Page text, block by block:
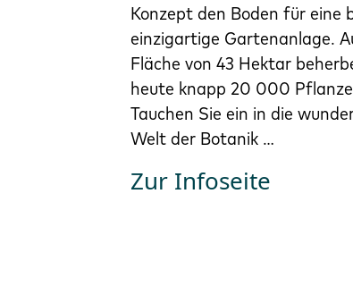
Konzept den Boden für eine
einzigartige Gartenanlage.
Fläche von 43 Hektar
heute knapp 20 000
Tauchen Sie ein in die
Welt der Botanik …
Zur Infoseite